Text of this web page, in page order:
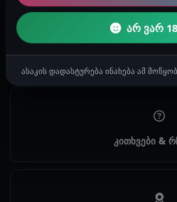
კითხვები &
არ ვარ
ასაკის დადასტურება ინახება ამ